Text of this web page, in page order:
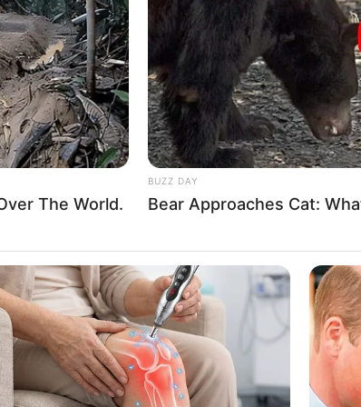
The World.
BUZZ DAY
Bear Approaches Cat:
The Unthinkable!
It
Shocked
BUZZ DAY
This Viral Nurse Photo
Expected